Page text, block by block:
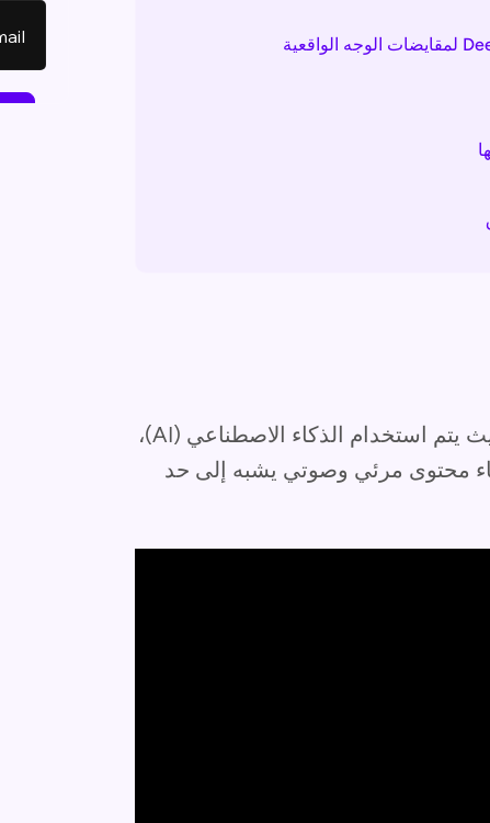
التزييف العميق هو نوع من الوسائط الاصطناعية حيث يتم استخدام الذكاء الاصطناعي (AI)،
محتوى مرئي وصوتي يشبه إلى حد